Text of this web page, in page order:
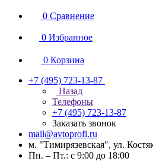
0 Сравнение
0 Избранное
0 Корзина
+7 (495) 723-13-87
Назад
Телефоны
+7 (495) 723-13-87
Заказать звонок
mail@avtoprofi.ru
м. "Тимирязевская", ул.
Пн. – Пт.: с 9:00 до 18:00